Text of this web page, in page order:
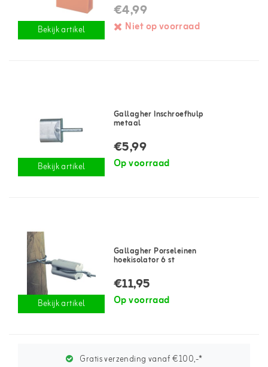
Bekijk artikel
€4,99
Niet op voorraad
Bekijk artikel
Gallagher Inschroefhulp
metaal
€5,99
Op voorraad
Bekijk artikel
Gallagher Porseleinen
hoekisolator 6 st
€11,95
Op voorraad
Gratis verzending vanaf €100,-*